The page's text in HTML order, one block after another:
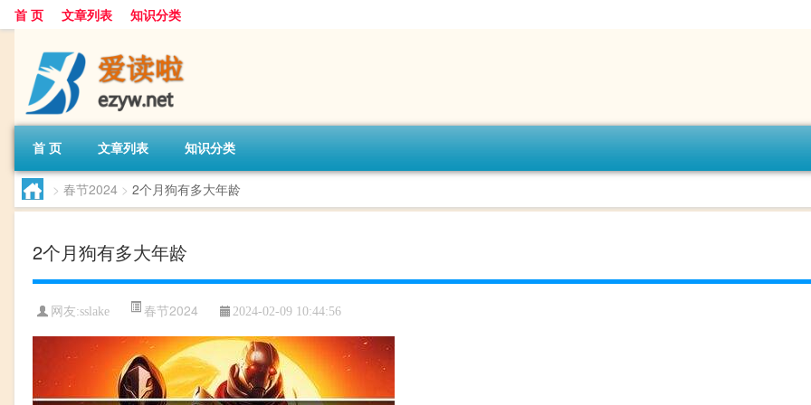
首 页 文章列表 知识分类
首 页 文章列表 知识分类
> 春节2024 > 2个月狗有多大年龄
2个月狗有多大年龄
网友:sslake 春节2024 2024-02-09 10:44:56